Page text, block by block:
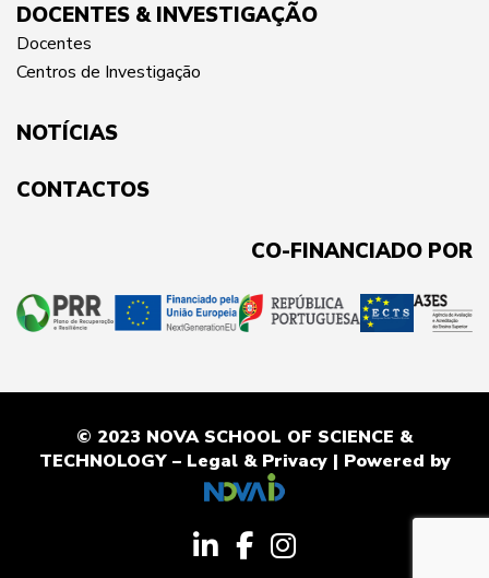
DOCENTES & INVESTIGAÇÃO
Docentes
Centros de Investigação
NOTÍCIAS
CONTACTOS
CO-FINANCIADO POR
© 2023 NOVA SCHOOL OF SCIENCE &
TECHNOLOGY – Legal & Privacy| Powered by